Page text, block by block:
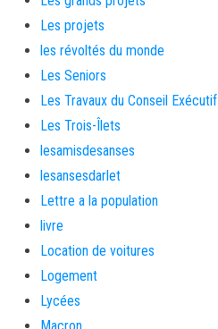
Les projets
les révoltés du monde
Les Seniors
Les Travaux du Conseil Exécutif
Les Trois-Îlets
lesamisdesanses
lesansesdarlet
Lettre a la population
livre
Location de voitures
Logement
Lycées